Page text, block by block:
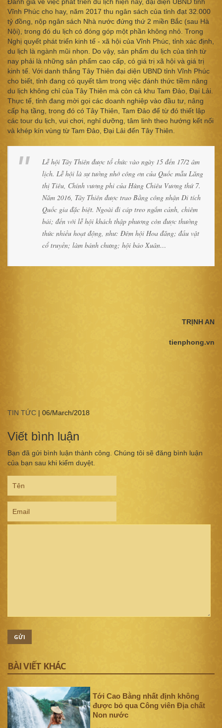
Vĩnh Phúc cho hay, năm 2017 thu ngân sách của tỉnh đạt 32.000
tỷ đồng, nộp ngân sách Nhà nước đứng thứ 2 miền Bắc (sau Hà
Nội), trong đó du lịch có đóng góp một phần không nhỏ. Trong
Nghị quyết phát triển kinh tế - xã hội của Vĩnh Phúc, tỉnh xác định,
du lịch là ngành mũi nhọn. Do vậy, sản phẩm du lịch của tỉnh từ
nay phải là những sản phẩm cao cấp, có giá trị xã hội và giá trị
kinh tế. Với danh thắng Tây Thiên đại diện UBND tỉnh Vĩnh Phúc
cho biết, tỉnh đang có quyết tâm trong việc đánh thức tiềm năng
du lịch không chỉ của Tây Thiên mà còn cả khu Tam Đảo, Đại Lải.
Thực tế, tỉnh đang mời gọi các doanh nghiệp vào đầu tư, nâng
cấp hạ tầng, trong đó có Tây Thiên, Tam Đảo để từ đó thiết lập
các tour du lịch, vui chơi, nghỉ dưỡng, tâm linh theo hướng kết nối
và khép kín vùng từ Tam Đảo, Đại Lải đến Tây Thiên.
Lễ hội Tây Thiên được tổ chức vào ngày 15 đến 17/2 âm
lịch. Lễ hội là sự tưởng nhớ công ơn của Quốc mẫu Lăng
thị Tiêu, Chính vương phi của Hùng Chiêu Vương thứ 7.
Năm 2016, Tây Thiên được trao Bằng công nhận Di tích
Quốc gia đặc biệt. Ngoài đi cáp treo ngắm cảnh, chiêm
bái; đến với lễ hội khách thập phương còn được thưởng
thức nhiều hoạt động, như: Đêm hội Hoa đăng; đấu vật
cổ truyền; làm bánh chưng; hội báo Xuân…
TRỊNH AN
tienphong.vn
TIN TỨC | 06/March/2018
Viết bình luận
Bạn đã gửi bình luận thành công. Chúng tôi sẽ đăng bình luận
của bạn sau khi kiểm duyệt.
GỬI
BÀI VIẾT KHÁC
Tới Cao Bằng nhất định không
được bỏ qua Công viên Địa chất
Non nước